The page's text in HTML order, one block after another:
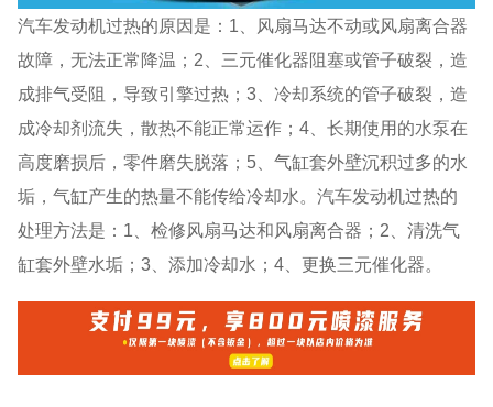
汽车发动机过热的原因是：1、风扇马达不动或风扇离合器
故障，无法正常降温；2、三元催化器阻塞或管子破裂，造
成排气受阻，导致引擎过热；3、冷却系统的管子破裂，造
成冷却剂流失，散热不能正常运作；4、长期使用的水泵在
高度磨损后，零件磨失脱落；5、气缸套外壁沉积过多的水
垢，气缸产生的热量不能传给冷却水。汽车发动机过热的
处理方法是：1、检修风扇马达和风扇离合器；2、清洗气
缸套外壁水垢；3、添加冷却水；4、更换三元催化器。